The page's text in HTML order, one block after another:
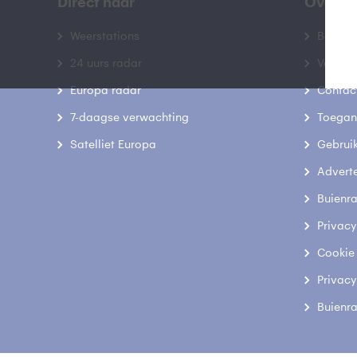
Weerstations
24 uurs radar
Europa radar
7-daagse verwachting
Satelliet Europa